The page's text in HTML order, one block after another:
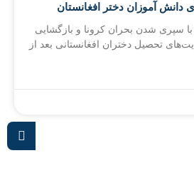
آموزان دختر افغانستان
سپری شدن بحران کرونا و بازگشایی
تحصیل دختران افغانستانی بعد از